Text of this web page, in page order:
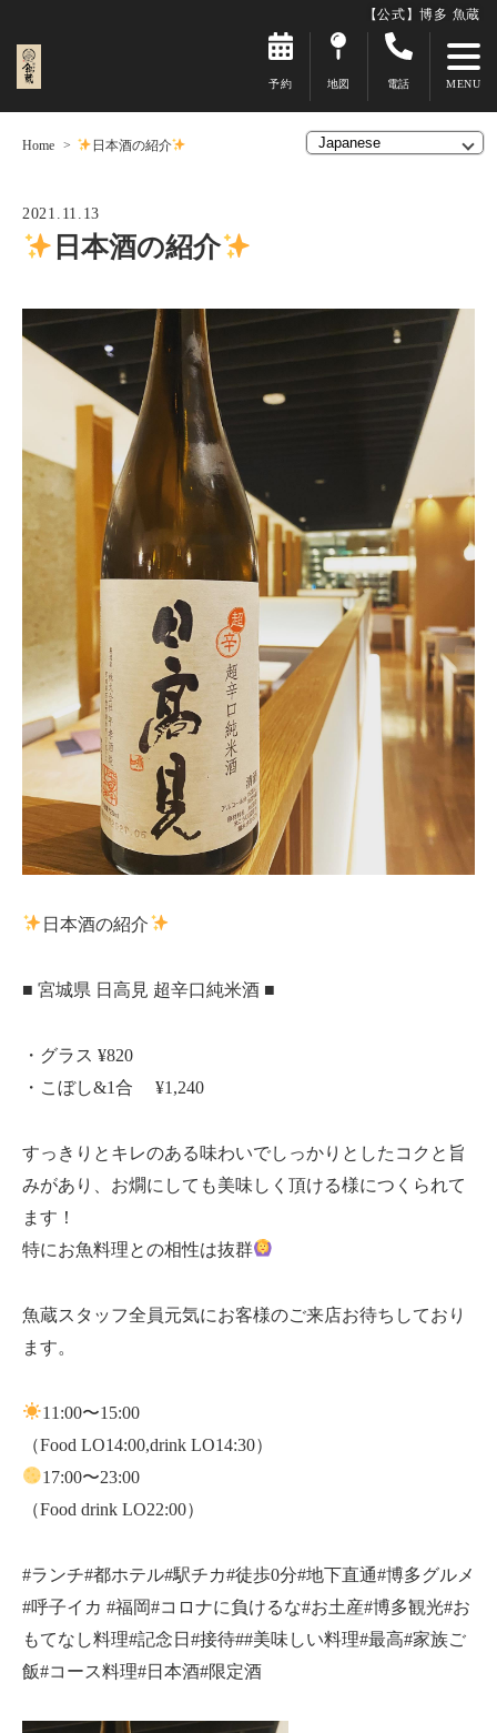
【公式】博多 魚蔵
予約 地図 電話
Home 日本酒の紹介
2021.11.13
日本酒の紹介
日本酒の紹介
■ 宮城県 日高見 超辛口純米酒 ■
・グラス ¥820
・こぼし&1合 ¥1,240
すっきりとキレのある味わいでしっかりとしたコクと旨
みがあり、お燗にしても美味しく頂ける様につくられて
ます！
特にお魚料理との相性は抜群
魚蔵スタッフ全員元気にお客様のご来店お待ちしており
ます。
11:00〜15:00
（Food LO14:00,drink LO14:30）
17:00〜23:00
（Food drink LO22:00）
#ランチ#都ホテル#駅チカ#徒歩0分#地下直通#博多グルメ
#呼子イカ #福岡#コロナに負けるな#お土産#博多観光#お
もてなし料理#記念日#接待##美味しい料理#最高#家族ご
飯#コース料理#日本酒#限定酒